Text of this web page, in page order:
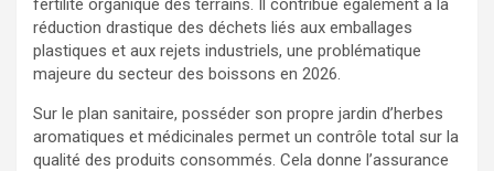
réduction drastique des déchets liés aux emballages
plastiques et aux rejets industriels, une problématique
majeure du secteur des boissons en 2026.
Sur le plan sanitaire, posséder son propre jardin d’herbes
aromatiques et médicinales permet un contrôle total sur la
qualité des produits consommés. Cela donne l’assurance